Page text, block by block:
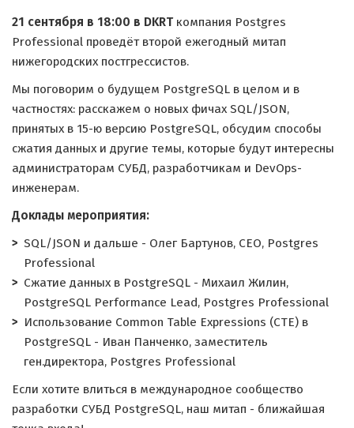
21 сентября в 18:00 в DKRTкомпания Postgres
Professional проведёт второй ежегодный митап
нижегородских постгрессистов.
Мы поговорим о будущем PostgreSQL в целом и в
частностях: расскажем о новых фичах SQL/JSON,
принятых в 15-ю версию PostgreSQL, обсудим способы
сжатия данных и другие темы, которые будут интересны
администраторам СУБД, разработчикам и DevOps-
инженерам.
Доклады мероприятия:
SQL/JSON и дальше - Олег Бартунов, CEO, Postgres
Professional
Сжатие данных в PostgreSQL - Михаил Жилин,
PostgreSQL Performance Lead, Postgres Professional
Использование Common Table Expressions (CTE) в
PostgreSQL - Иван Панченко, заместитель
ген.директора, Postgres Professional
Если хотите влиться в международное сообщество
разработки СУБД PostgreSQL, наш митап - ближайшая